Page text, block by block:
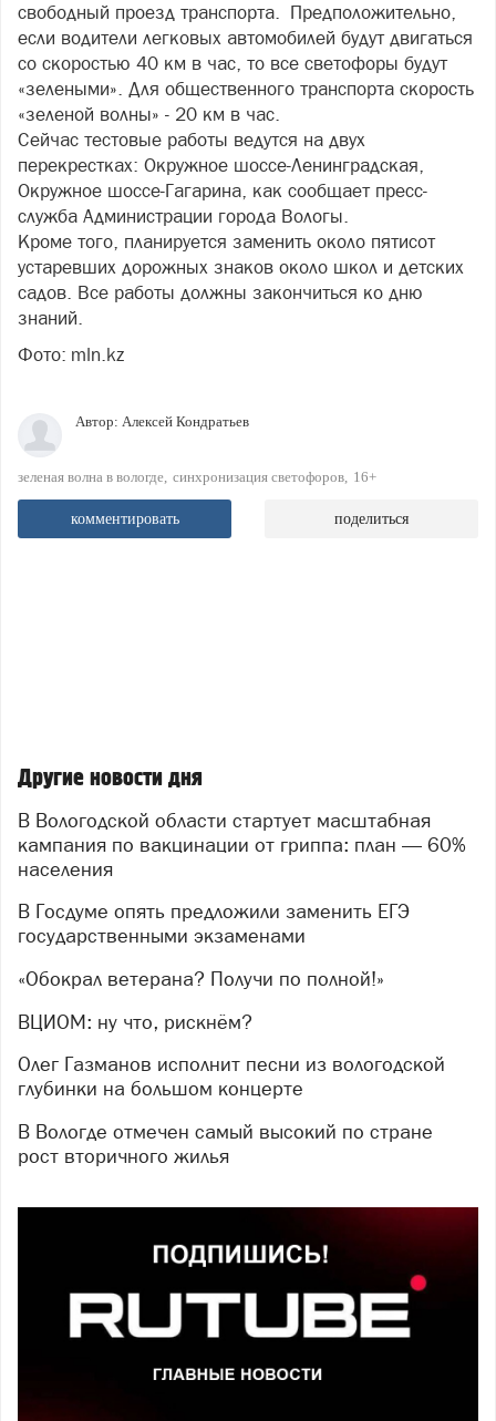
свободный проезд транспорта. Предположительно,
если водители легковых автомобилей будут двигаться
со скоростью 40 км в час, то все светофоры будут
«зелеными». Для общественного транспорта скорость
«зеленой волны» - 20 км в час.
Сейчас тестовые работы ведутся на двух
перекрестках: Окружное шоссе-Ленинградская,
Окружное шоссе-Гагарина, как сообщает пресс-
служба Администрации города Вологы.
Кроме того, планируется заменить около пятисот
устаревших дорожных знаков около школ и детских
садов. Все работы должны закончиться ко дню
знаний.
Фото: mln.kz
Автор: Алексей Кондратьев
зеленая волна в вологде синхронизация светофоров 16+
комментировать поделиться
Другие новости дня
В Вологодской области стартует масштабная
кампания по вакцинации от гриппа: план — 60%
населения
В Госдуме опять предложили заменить ЕГЭ
государственными экзаменами
«Обокрал ветерана? Получи по полной!»
ВЦИОМ: ну что, рискнём?
Олег Газманов исполнит песни из вологодской
глубинки на большом концерте
В Вологде отмечен самый высокий по стране
рост вторичного жилья